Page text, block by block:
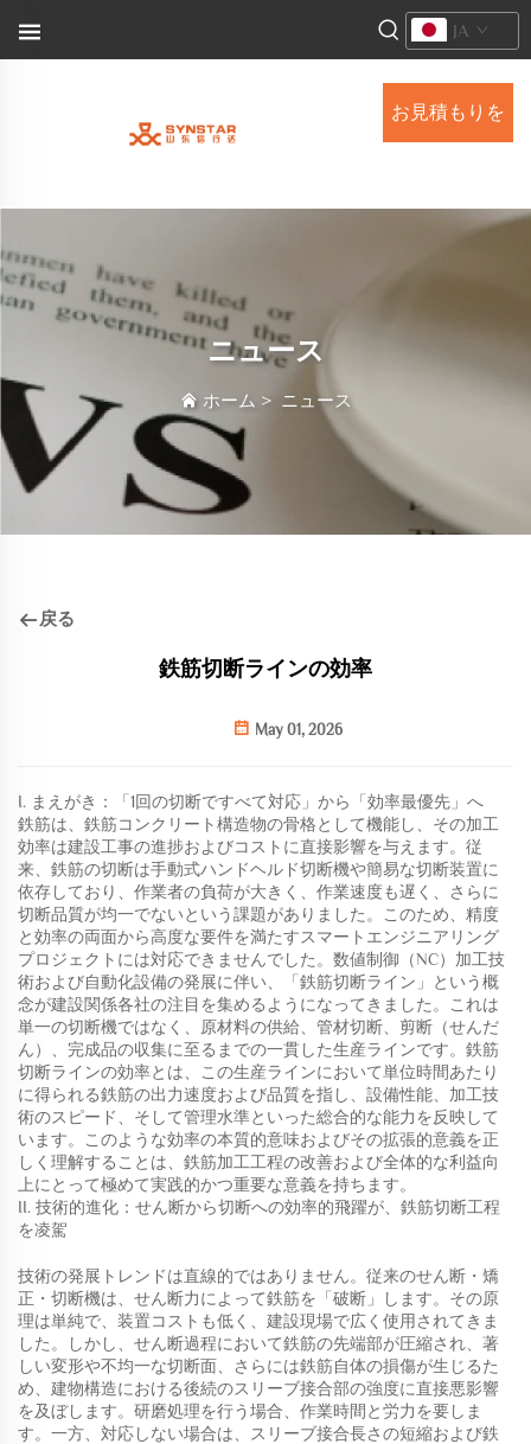
お見積もりを
JA
ニュース
ホーム > ニュース
戻る
鉄筋切断ラインの効率
May 01, 2026
I. まえがき：「1回の切断ですべて対応」から「効率最優先」へ
鉄筋は、鉄筋コンクリート構造物の骨格として機能し、その加工
効率は建設工事の進捗およびコストに直接影響を与えます。従
来、鉄筋の切断は手動式ハンドヘルド切断機や簡易な切断装置に
依存しており、作業者の負荷が大きく、作業速度も遅く、さらに
切断品質が均一でないという課題がありました。このため、精度
と効率の両面から高度な要件を満たすスマートエンジニアリング
プロジェクトには対応できませんでした。数値制御（NC）加工技
術および自動化設備の発展に伴い、「鉄筋切断ライン」という概
念が建設関係各社の注目を集めるようになってきました。これは
単一の切断機ではなく、原材料の供給、管材切断、剪断（せんだ
ん）、完成品の収集に至るまでの一貫した生産ラインです。鉄筋
切断ラインの効率とは、この生産ラインにおいて単位時間あたり
に得られる鉄筋の出力速度および品質を指し、設備性能、加工技
術のスピード、そして管理水準といった総合的な能力を反映して
います。このような効率の本質的意味およびその拡張的意義を正
しく理解することは、鉄筋加工工程の改善および全体的な利益向
上にとって極めて実践的かつ重要な意義を持ちます。
II. 技術的進化：せん断から切断への効率的飛躍が、鉄筋切断工程
を凌駕
技術の発展トレンドは直線的ではありません。従来のせん断・矯
正・切断機は、せん断力によって鉄筋を「破断」します。その原
理は単純で、装置コストも低く、建設現場で広く使用されてきま
した。しかし、せん断過程において鉄筋の先端部が圧縮され、著
しい変形や不均一な切断面、さらには鉄筋自体の損傷が生じるた
め、建物構造における後続のスリーブ接合部の強度に直接悪影響
を及ぼします。研磨処理を行う場合、作業時間と労力を要しま
す。一方、対応しない場合は、スリーブ接合長さの短縮および鉄